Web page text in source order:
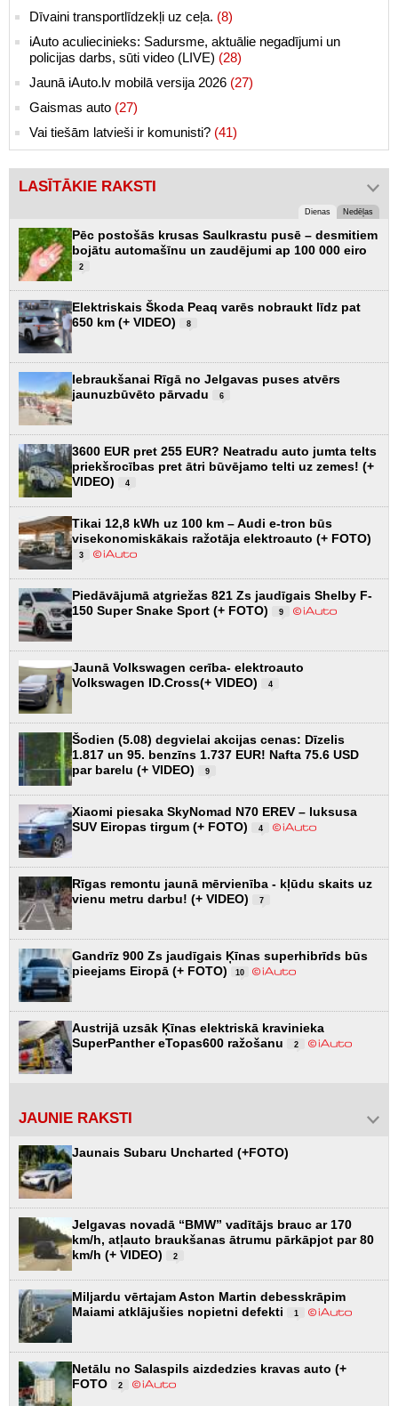
Dīvaini transportlīdzekļi uz ceļa. (8)
iAuto aculiecinieks: Sadursme, aktuālie negadījumi un
policijas darbs, sūti video (LIVE) (28)
Jaunā iAuto.lv mobilā versija 2026 (27)
Gaismas auto (27)
Vai tiešām latvieši ir komunisti? (41)
LASĪTĀKIE RAKSTI
Dienas Nedēļas
Pēc postošās krusas Saulkrastu pusē – desmitiem
bojātu automašīnu un zaudējumi ap 100 000 eiro
2
Elektriskais Škoda Peaq varēs nobraukt līdz pat
650 km (+ VIDEO)
8
Iebraukšanai Rīgā no Jelgavas puses atvērs
jaunuzbūvēto pārvadu
6
3600 EUR pret 255 EUR? Neatradu auto jumta telts
priekšrocības pret ātri būvējamo telti uz zemes! (+
VIDEO)
4
Tikai 12,8 kWh uz 100 km – Audi e-tron būs
visekonomiskākais ražotāja elektroauto (+ FOTO)
3
Piedāvājumā atgriežas 821 Zs jaudīgais Shelby F-
150 Super Snake Sport (+ FOTO)
9
Jaunā Volkswagen cerība- elektroauto
Volkswagen ID.Cross(+ VIDEO)
4
Šodien (5.08) degvielai akcijas cenas: Dīzelis
1.817 un 95. benzīns 1.737 EUR! Nafta 75.6 USD
par barelu (+ VIDEO)
9
Xiaomi piesaka SkyNomad N70 EREV – luksusa
SUV Eiropas tirgum (+ FOTO)
4
Rīgas remontu jaunā mērvienība - kļūdu skaits uz
vienu metru darbu! (+ VIDEO)
7
Gandrīz 900 Zs jaudīgais Ķīnas superhibrīds būs
pieejams Eiropā (+ FOTO)
10
Austrijā uzsāk Ķīnas elektriskā kravinieka
SuperPanther eTopas600 ražošanu
2
JAUNIE RAKSTI
Jaunais Subaru Uncharted (+FOTO)
Jelgavas novadā “BMW” vadītājs brauc ar 170
km/h, atļauto braukšanas ātrumu pārkāpjot par 80
km/h (+ VIDEO)
2
Miljardu vērtajam Aston Martin debesskrāpim
Maiami atklājušies nopietni defekti
1
Netālu no Salaspils aizdedzies kravas auto (+
FOTO
2